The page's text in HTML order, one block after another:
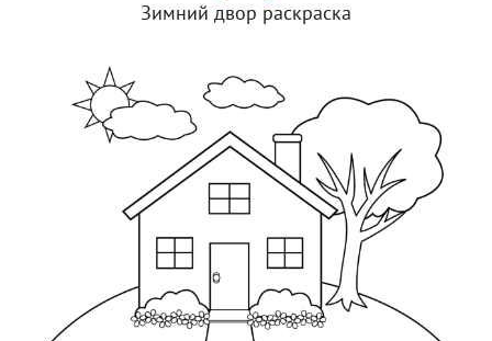
Зимний двор раскраска